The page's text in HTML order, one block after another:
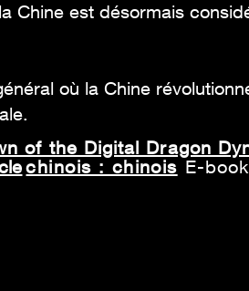
Chine est désormais
où la Chine
of the Digital Dragon
chinois : chinois E-